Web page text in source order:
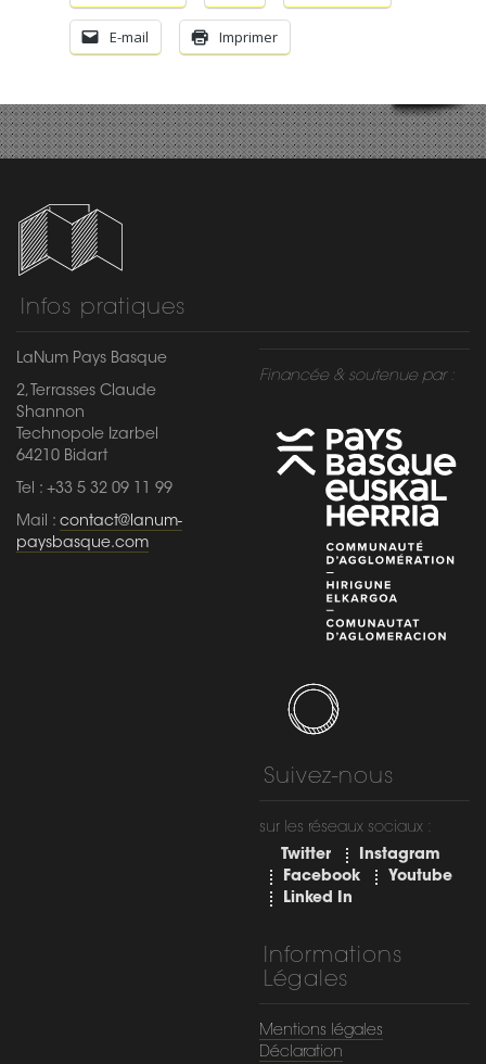
E-mail Imprimer
Infos pratiques
LaNum Pays Basque
2, Terrasses Claude
Shannon
Technopole Izarbel
64210 Bidart
Tel : +33 5 32 09 11 99
Mail : contact@lanum-
paysbasque.com
Financée & soutenue par :
Suivez-nous
sur les réseaux sociaux :
Twitter
Instagram
Facebook
Youtube
Linked In
Informations
Légales
Mentions légales
Déclaration